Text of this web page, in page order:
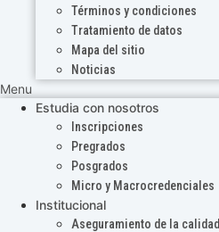
Términos y condiciones
Tratamiento de datos
Mapa del sitio
Noticias
Menu
Estudia con nosotros
Inscripciones
Pregrados
Posgrados
Micro y Macrocredenciales
Institucional
Aseguramiento de la calidad